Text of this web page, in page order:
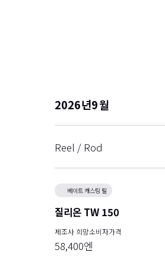
2026 9
Reel / Rod
베이트 캐스팅 릴
질리온 TW 150
제조사 희망소비자가격
58,400엔